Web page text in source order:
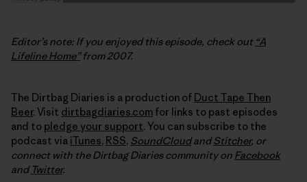
Editor’s note: If you enjoyed this episode, check out “A
Lifeline Home”from 2007.
The Dirtbag Diaries is a production of Duct Tape Then
Beer. Visit dirtbagdiaries.com for links to past episodes
and to pledge your support. You can subscribe to the
podcast via iTunes, RSS, SoundCloudandStitcher, or
connect with the Dirtbag Diaries community on Facebook
and Twitter.